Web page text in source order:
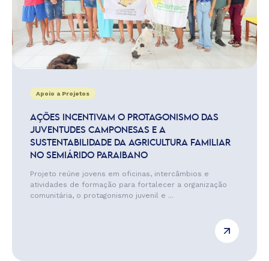
Apoio a Projetos
AÇÕES INCENTIVAM O PROTAGONISMO DAS
JUVENTUDES CAMPONESAS E A
SUSTENTABILIDADE DA AGRICULTURA FAMILIAR
NO SEMIÁRIDO PARAIBANO
Projeto reúne jovens em oficinas, intercâmbios e
atividades de formação para fortalecer a organização
comunitária, o protagonismo juvenil e ...